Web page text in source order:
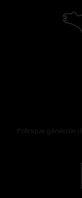
Politique générale